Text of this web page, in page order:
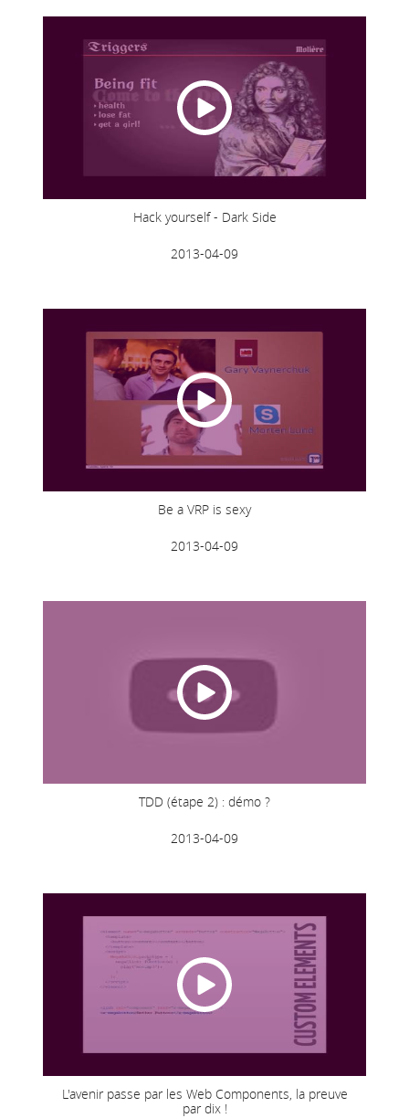
Hack yourself - Dark Side
2013-04-09
Be a VRP is sexy
2013-04-09
TDD (étape 2) : démo ?
2013-04-09
L'avenir passe par les Web Components, la preuve
par dix !